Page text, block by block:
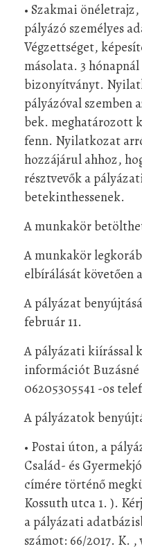
• Szakmai
pályázó személyes
Végzettséget,
másolata. 3
bizonyítványt.
pályázóval szemben
bek. meghatározott
fenn. Nyilatkozat
hozzájárul ahhoz,
résztvevők a
betekinthessenek.
A munkakör
A munkakör
elbírálását követően
A pályázat
február 11.
A pályázati kiírással
információt
06205305541 -os
A pályázatok
• Postai úton, a
Család- és
címére történő
Kossuth utca 1. ).
a pályázati
számot: 66/2017. K.